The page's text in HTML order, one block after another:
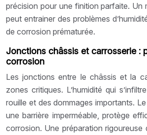
précision pour une finition parfaite. Un
peut entrainer des problèmes
de corrosion prématurée.
Jonctions châssis et carrosserie :
corrosion
Les jonctions entre le châssis et la
zones critiques. L’humidité qui
rouille et des dommages importants.
une barrière imperméable, protège
corrosion. Une préparation rigoureuse